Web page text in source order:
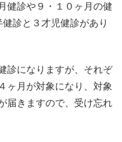
健診や９・１０ヶ月の健
診と３才児健診があり
診になりますが、それぞ
ヶ月が対象になり、対象
届きますので、受け忘れ